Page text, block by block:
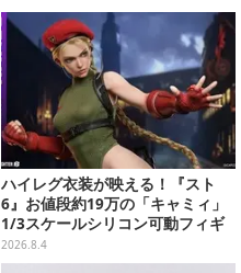
チを掲載
ハイレグ衣装が映える！『スト
6』お値段約19万の「キャミィ」
1/3スケールシリコン可動フィギ
ュアが圧巻のクオリティ
2026.8.4